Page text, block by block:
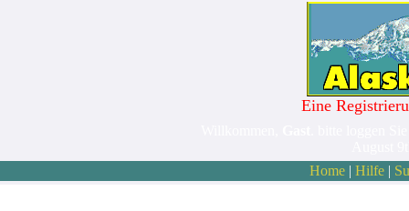
Eine
Home| Hilfe|